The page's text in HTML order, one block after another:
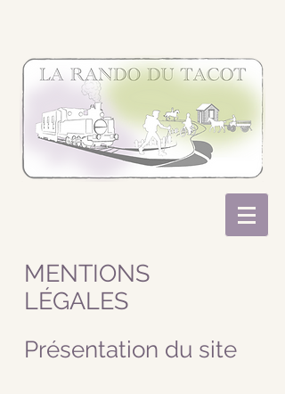
MENTIONS
LÉGALES
Présentation du site